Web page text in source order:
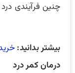
چنین فرآیندی
بیشتر بدانید:
درمان کمر درد